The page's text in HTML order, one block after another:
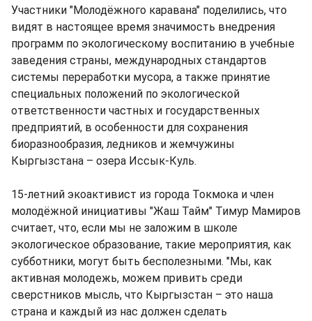
Участники "Молодёжного каравана" поделились, что
видят в настоящее время значимость внедрения
программ по экологическому воспитанию в учебные
заведения страны, международных стандартов
системы переработки мусора, а также принятие
специальных положений по экологической
ответственности частных и государственных
предприятий, в особенности для сохранения
биоразнообразия, ледников и жемчужины
Кыргызстана – озера Иссык-Куль.
15-летний экоактивист из города Токмока и член
молодёжной инициативы "Жаш Тайм" Тимур Мамиров
считает, что, если мы не заложим в школе
экологическое образование, такие мероприятия, как
субботники, могут быть бесполезными. "Мы, как
активная молодежь, можем привить среди
сверстников мысль, что Кыргызстан – это наша
страна и каждый из нас должен сделать